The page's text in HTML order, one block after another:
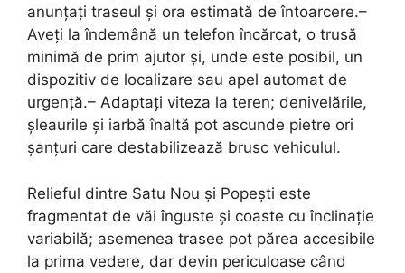
anunțați traseul și ora estimată de întoarcere.–
Aveți la îndemână un telefon încărcat, o trusă
minimă de prim ajutor și, unde este posibil, un
dispozitiv de localizare sau apel automat de
urgență.– Adaptați viteza la teren; denivelările,
șleaurile și iarbă înaltă pot ascunde pietre ori
șanțuri care destabilizează brusc vehiculul.
Relieful dintre Satu Nou și Popești este
fragmentat de văi înguste și coaste cu înclinație
variabilă; asemenea trasee pot părea accesibile
la prima vedere, dar devin periculoase când